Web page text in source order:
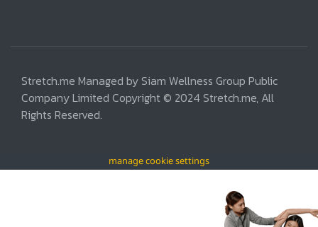
Stretch.me Managed by Siam Wellness Group Public
Company Limited Copyright © 2024 Stretch.me, All
Rights Reserved.
manage cookie settings